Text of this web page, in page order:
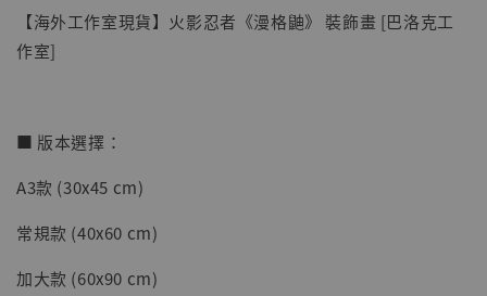
【店內現貨】七龍珠 系列蒐藏雕像 悟空 鳥山
明紀念款 [奇蹟工作室]
NT$ 5,580
【海外工作室現貨】火影忍者《漫格鼬》 裝飾畫 [巴洛克工
作室]
■ 版本選擇：
A3款 (30x45 cm)
常規款 (40x60 cm)
加大款 (60x90 cm)